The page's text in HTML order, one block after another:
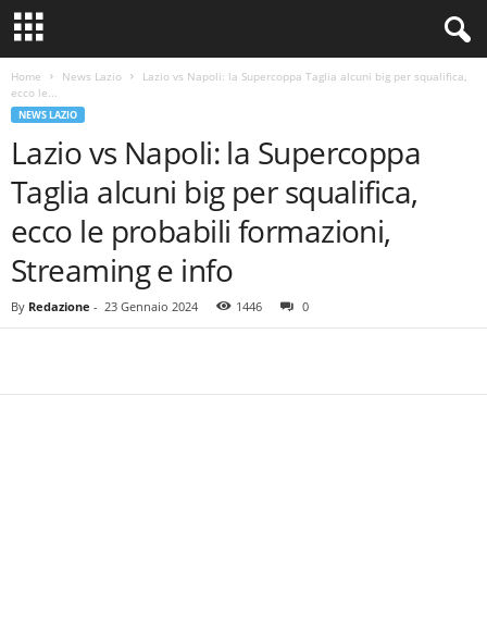
Home News Lazio
Lazio vs Napoli: la Supercoppa Taglia alcuni big per squalifica,
ecco le...
NEWS LAZIO
Lazio vs Napoli: la Supercoppa
Taglia alcuni big per squalifica,
ecco le probabili formazioni,
Streaming e info
By Redazione - 23 Gennaio 2024 1446 0